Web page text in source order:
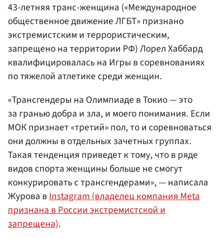
43-летняя транс-женщина («Международное
общественное движение ЛГБТ» признано
экстремистским и террористическим,
запрещено на территории РФ) Лорел Хаббард
квалифицировалась на Игры в соревнованиях
по тяжелой атлетике среди женщин.
«Трансгендеры на Олимпиаде в Токио — это
за гранью добра и зла, и моего понимания. Если
МОК признает «третий» пол, то и соревноваться
они должны в отдельных зачетных группах.
Такая тенденция приведет к тому, что в ряде
видов спорта женщины больше не смогут
конкурировать с трансгендерами», — написала
Журова в Instagram (владелец компания Meta
признана в России экстремистской и
запрещена).